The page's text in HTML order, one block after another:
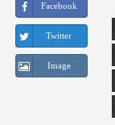
Facebook
Twitter
Image